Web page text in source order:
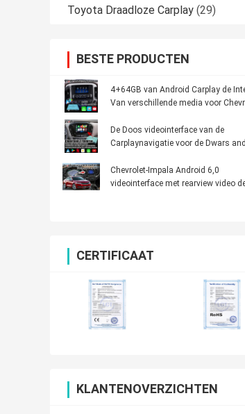
Toyota Draadloze Carplay (29)
BESTE PRODUCTEN
4+64GB van Android Carplay de
Van verschillende media voor
De Doos videointerface van de
Carplaynavigatie voor de Dwars
Chevrolet-Impala Android 6,0
videointerface met rearview video
CERTIFICAAT
KLANTENOVERZICHTEN